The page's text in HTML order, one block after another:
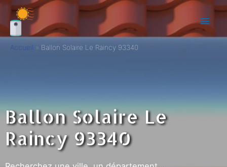
Accueil Ballon Solaire Le Raincy 93340
Ballon Solaire Le
Raincy 93340